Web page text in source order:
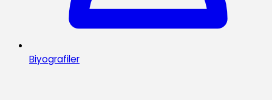
Biyografiler